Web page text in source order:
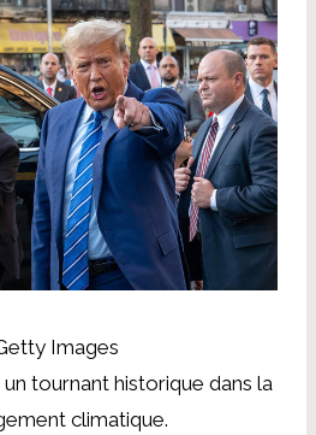
Images
tournant historique dans la
climatique.